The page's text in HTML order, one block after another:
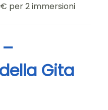
per 2 immersioni
Gita